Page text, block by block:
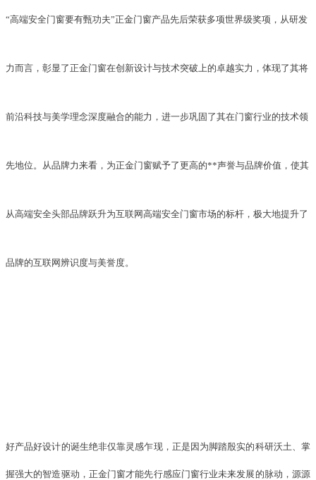
“高端安全门窗要有甄功夫”正金门窗产品先后荣获多项世界级奖项，从研发
力而言，彰显了正金门窗在创新设计与技术突破上的卓越实力，体现了其将
前沿科技与美学理念深度融合的能力，进一步巩固了其在门窗行业的技术领
先地位。从品牌力来看，为正金门窗赋予了更高的**声誉与品牌价值，使其
从高端安全头部品牌跃升为互联网高端安全门窗市场的标杆，极大地提升了
品牌的互联网辨识度与美誉度。
好产品好设计的诞生绝非仅靠灵感乍现，正是因为脚踏殷实的科研沃土、掌
握强大的智造驱动，正金门窗才能先行感应门窗行业未来发展的脉动，源源